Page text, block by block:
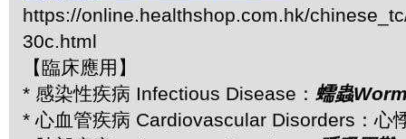
https://online.healthshop.com.hk/
30c.html
【臨床應用】
* 感染性疾病 Infectious Disease： 蠕蟲
* 心血管疾病 Cardiovascular Disorders：心